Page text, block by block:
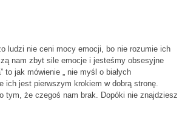
ludzi nie ceni mocy emocji, bo nie rozumie ich
nam zbyt sile emocje i jesteśmy obsesyjne
jak mówienie „ nie myśl o białych
ich jest pierwszym krokiem w dobrą stronę.
tym, że czegoś nam brak. Dopóki nie znajdziesz